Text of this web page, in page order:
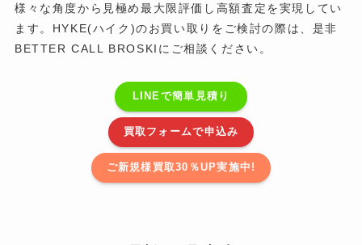
様々な角度から見極め最大限評価し高額査定を実現してい
ます。HYKE(ハイク)のお買い取りをご検討の際は、是非
BETTER CALL BROSKIにご相談ください。
LINEで簡単見積り
買取フォームで申込み
ご新規様買取30％UP実施中!